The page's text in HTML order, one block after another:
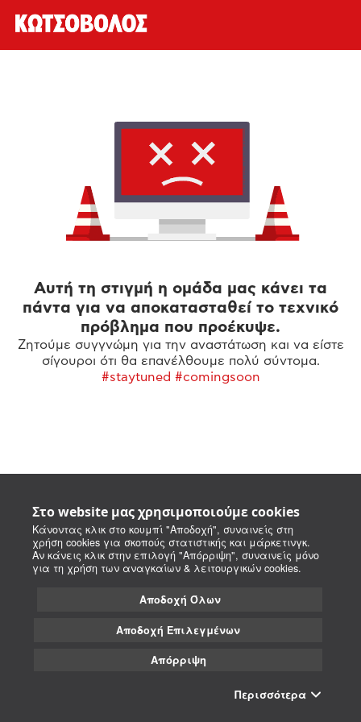
Στο website μας χρησιμοποιούμε cookies
Κάνοντας κλικ στο κουμπί "Αποδοχή", συναινείς στη
χρήση cookies για σκοπούς στατιστικής και μάρκετινγκ.
Αν κάνεις κλικ στην επιλογή "Απόρριψη", συναινείς μόνο
για τη χρήση των αναγκαίων & λειτουργικών cookies.
Αποδοχή Όλων
Αποδοχή Επιλεγμένων
Απόρριψη
Περισσότερα
Αυτή τη στιγμή η ομάδα μας κάνει τα
πάντα για να αποκατασταθεί το τεχνικό
πρόβλημα που προέκυψε.
Ζητούμε συγγνώμη για την αναστάτωση και να είστε
σίγουροι ότι θα επανέλθουμε πολύ σύντομα.
#staytuned #comingsoon